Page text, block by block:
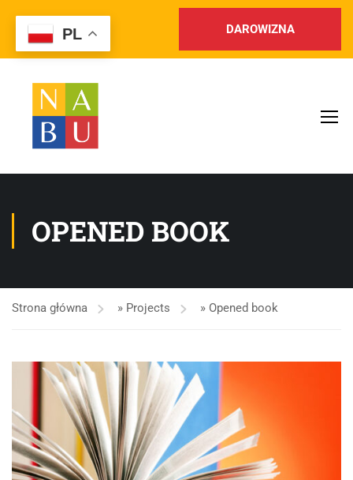
DAROWIZNA
OPENED BOOK
Strona główna » Projects » Opened book
PL